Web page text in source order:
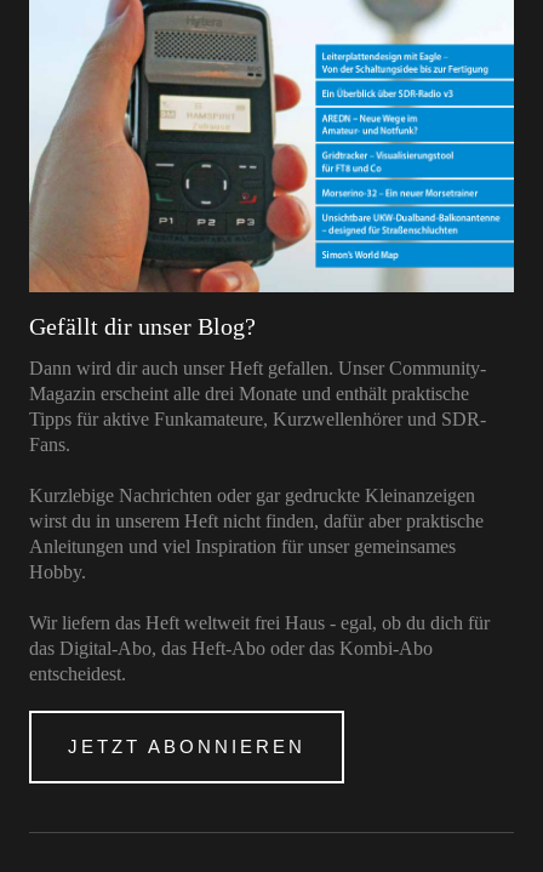
Gefällt dir unser Blog?
Dann wird dir auch unser Heft gefallen. Unser Community-
Magazin erscheint alle drei Monate und enthält praktische
Tipps für aktive Funkamateure, Kurzwellenhörer und SDR-
Fans.
Kurzlebige Nachrichten oder gar gedruckte Kleinanzeigen
wirst du in unserem Heft nicht finden, dafür aber praktische
Anleitungen und viel Inspiration für unser gemeinsames
Hobby.
Wir liefern das Heft weltweit frei Haus - egal, ob du dich für
das Digital-Abo, das Heft-Abo oder das Kombi-Abo
entscheidest.
JETZT ABONNIEREN